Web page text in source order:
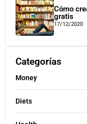
Cómo
gratis
17/12/2020
Categorías
Money
Diets